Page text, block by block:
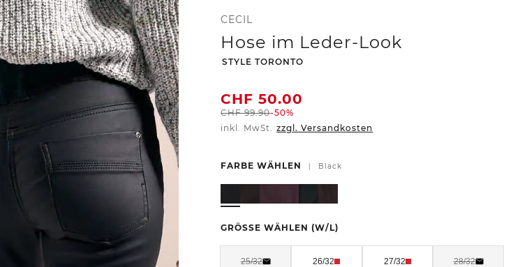
CECIL
Hose im Leder-Look
-
STYLE TORONTO
CHF 50.00
CHF99.90-50%
inkl. MwSt. zzgl. Versandkosten
FARBE WÄHLEN | Black
GRÖSSE WÄHLEN (W/L)
25/32 26/32 27/32 28/32